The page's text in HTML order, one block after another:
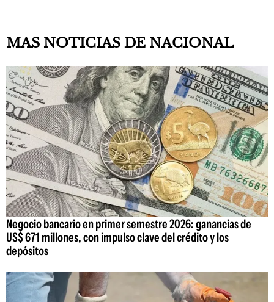
MAS NOTICIAS DE NACIONAL
Negocio bancario en primer semestre 2026: ganancias de
US$ 671 millones, con impulso clave del crédito y los
depósitos